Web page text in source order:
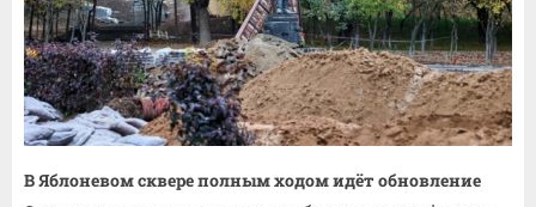
В Яблоневом сквере полным ходом идёт обновление